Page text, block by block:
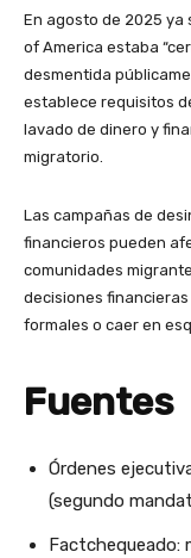
En agosto de 2025 ya
of America estaba
desmentida
establece requisitos
lavado de dinero y
migratorio.
Las campañas de
financieros pueden
comunidades
decisiones
formales o caer en
Fuentes
Órdenes
(segundo
Factchequeado: